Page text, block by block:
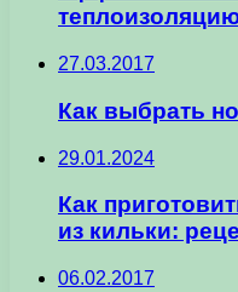
27.03.2017
Как выбрать
29.01.2024
Как
из кильки:
06.02.2017